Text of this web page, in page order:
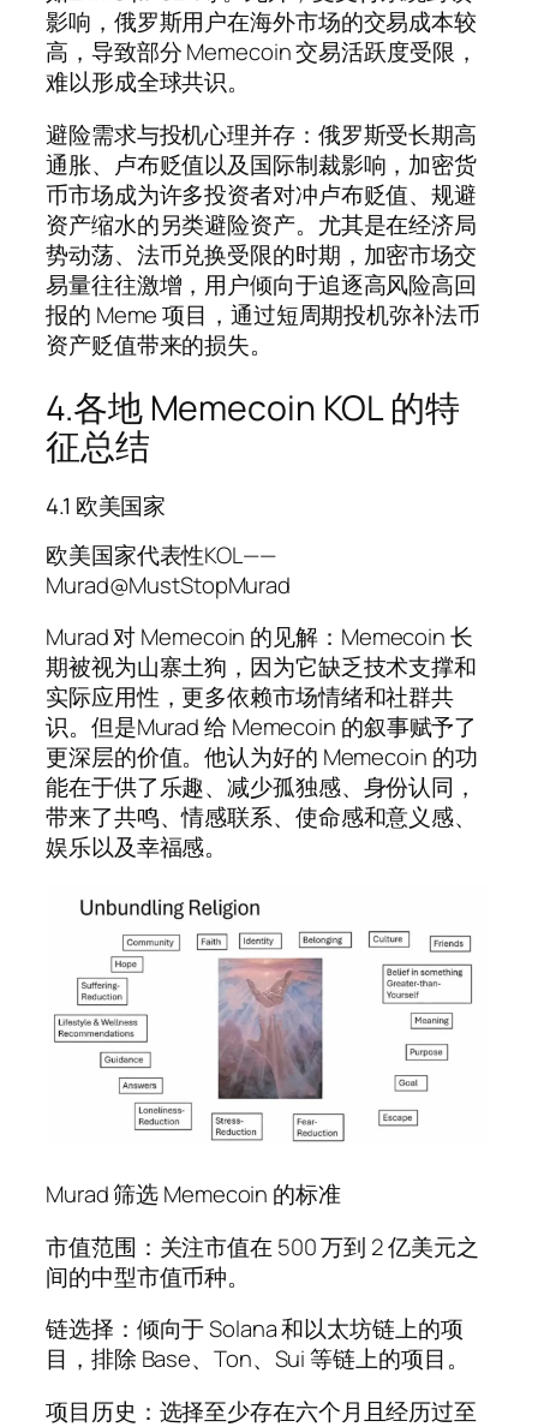
影响，俄罗斯用户在海外市场的交易成本较
高，导致部分 Memecoin 交易活跃度受限，
难以形成全球共识。
避险需求与投机心理并存：俄罗斯受长期高
通胀、卢布贬值以及国际制裁影响，加密货
币市场成为许多投资者对冲卢布贬值、规避
资产缩水的另类避险资产。尤其是在经济局
势动荡、法币兑换受限的时期，加密市场交
易量往往激增，用户倾向于追逐高风险高回
报的 Meme 项目，通过短周期投机弥补法币
资产贬值带来的损失。
4.各地 Memecoin KOL 的特
征总结
4.1 欧美国家
欧美国家代表性KOL——
Murad@MustStopMurad
Murad 对 Memecoin 的见解：Memecoin 长
期被视为山寨土狗，因为它缺乏技术支撑和
实际应用性，更多依赖市场情绪和社群共
识。但是Murad 给 Memecoin 的叙事赋予了
更深层的价值。他认为好的 Memecoin 的功
能在于供了乐趣、减少孤独感、身份认同，
带来了共鸣、情感联系、使命感和意义感、
娱乐以及幸福感。
Murad 筛选 Memecoin 的标准
市值范围：关注市值在 500 万到 2 亿美元之
间的中型市值币种。
链选择：倾向于 Solana 和以太坊链上的项
目，排除 Base、Ton、Sui 等链上的项目。
项目历史：选择至少存在六个月且经历过至